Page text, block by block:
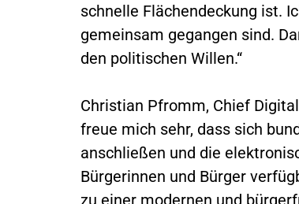
schnelle Flächendeckung ist.
gemeinsam gegangen sind.
den politischen Willen.“
Christian Pfromm, Chief
freue mich sehr, dass sich
anschließen und die
Bürgerinnen und Bürger
zu einer modernen und